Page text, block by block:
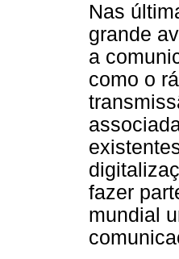
Nas
grande
a
como o
fazer
mundial